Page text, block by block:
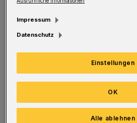
"Nur mit dem vollständigen
Vorder- und Hinterhaus
unkontrollierten Einsturz
verhindern, deren Dächer
und deren Decken
Impressum
Datenschutz
Einstellungen
Alle ablehnen
OK